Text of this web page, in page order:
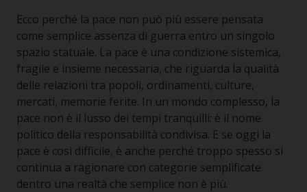
Ecco perché la pace non può più essere pensata
come semplice assenza di guerra entro un singolo
spazio statuale. La pace è una condizione sistemica,
fragile e insieme necessaria, che riguarda la qualità
delle relazioni tra popoli, ordinamenti, culture,
mercati, memorie ferite. In un mondo complesso, la
pace non è il lusso dei tempi tranquilli: è il nome
politico della responsabilità condivisa. E se oggi la
pace è così difficile, è anche perché troppo spesso si
continua a ragionare con categorie semplificate
dentro una realtà che semplice non è più.